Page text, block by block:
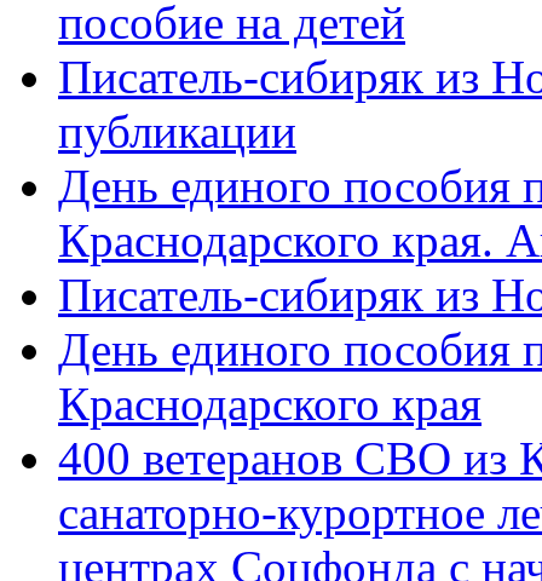
пособие на детей
Писатель-сибиряк из
публикации
День единого пособия
Краснодарского края.
Писатель-сибиряк из
День единого пособия
Краснодарского края
400 ветеранов СВО из
санаторно-курортное
центрах Соцфонда с